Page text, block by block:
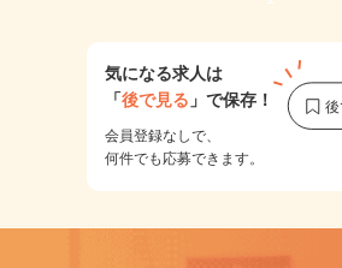
気になる求人は
「後で見る 」で保存！
会員登録なしで、
何件でも応募できます。